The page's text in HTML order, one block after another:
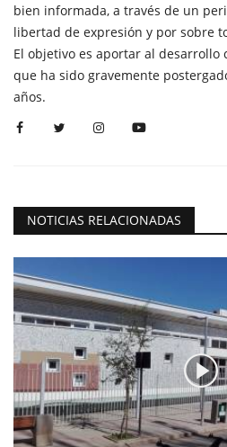
bien informada, a través de un
libertad de expresión y por sobre
El objetivo es aportar al desarrollo
que ha sido gravemente
años.
NOTICIAS RELACIONADAS